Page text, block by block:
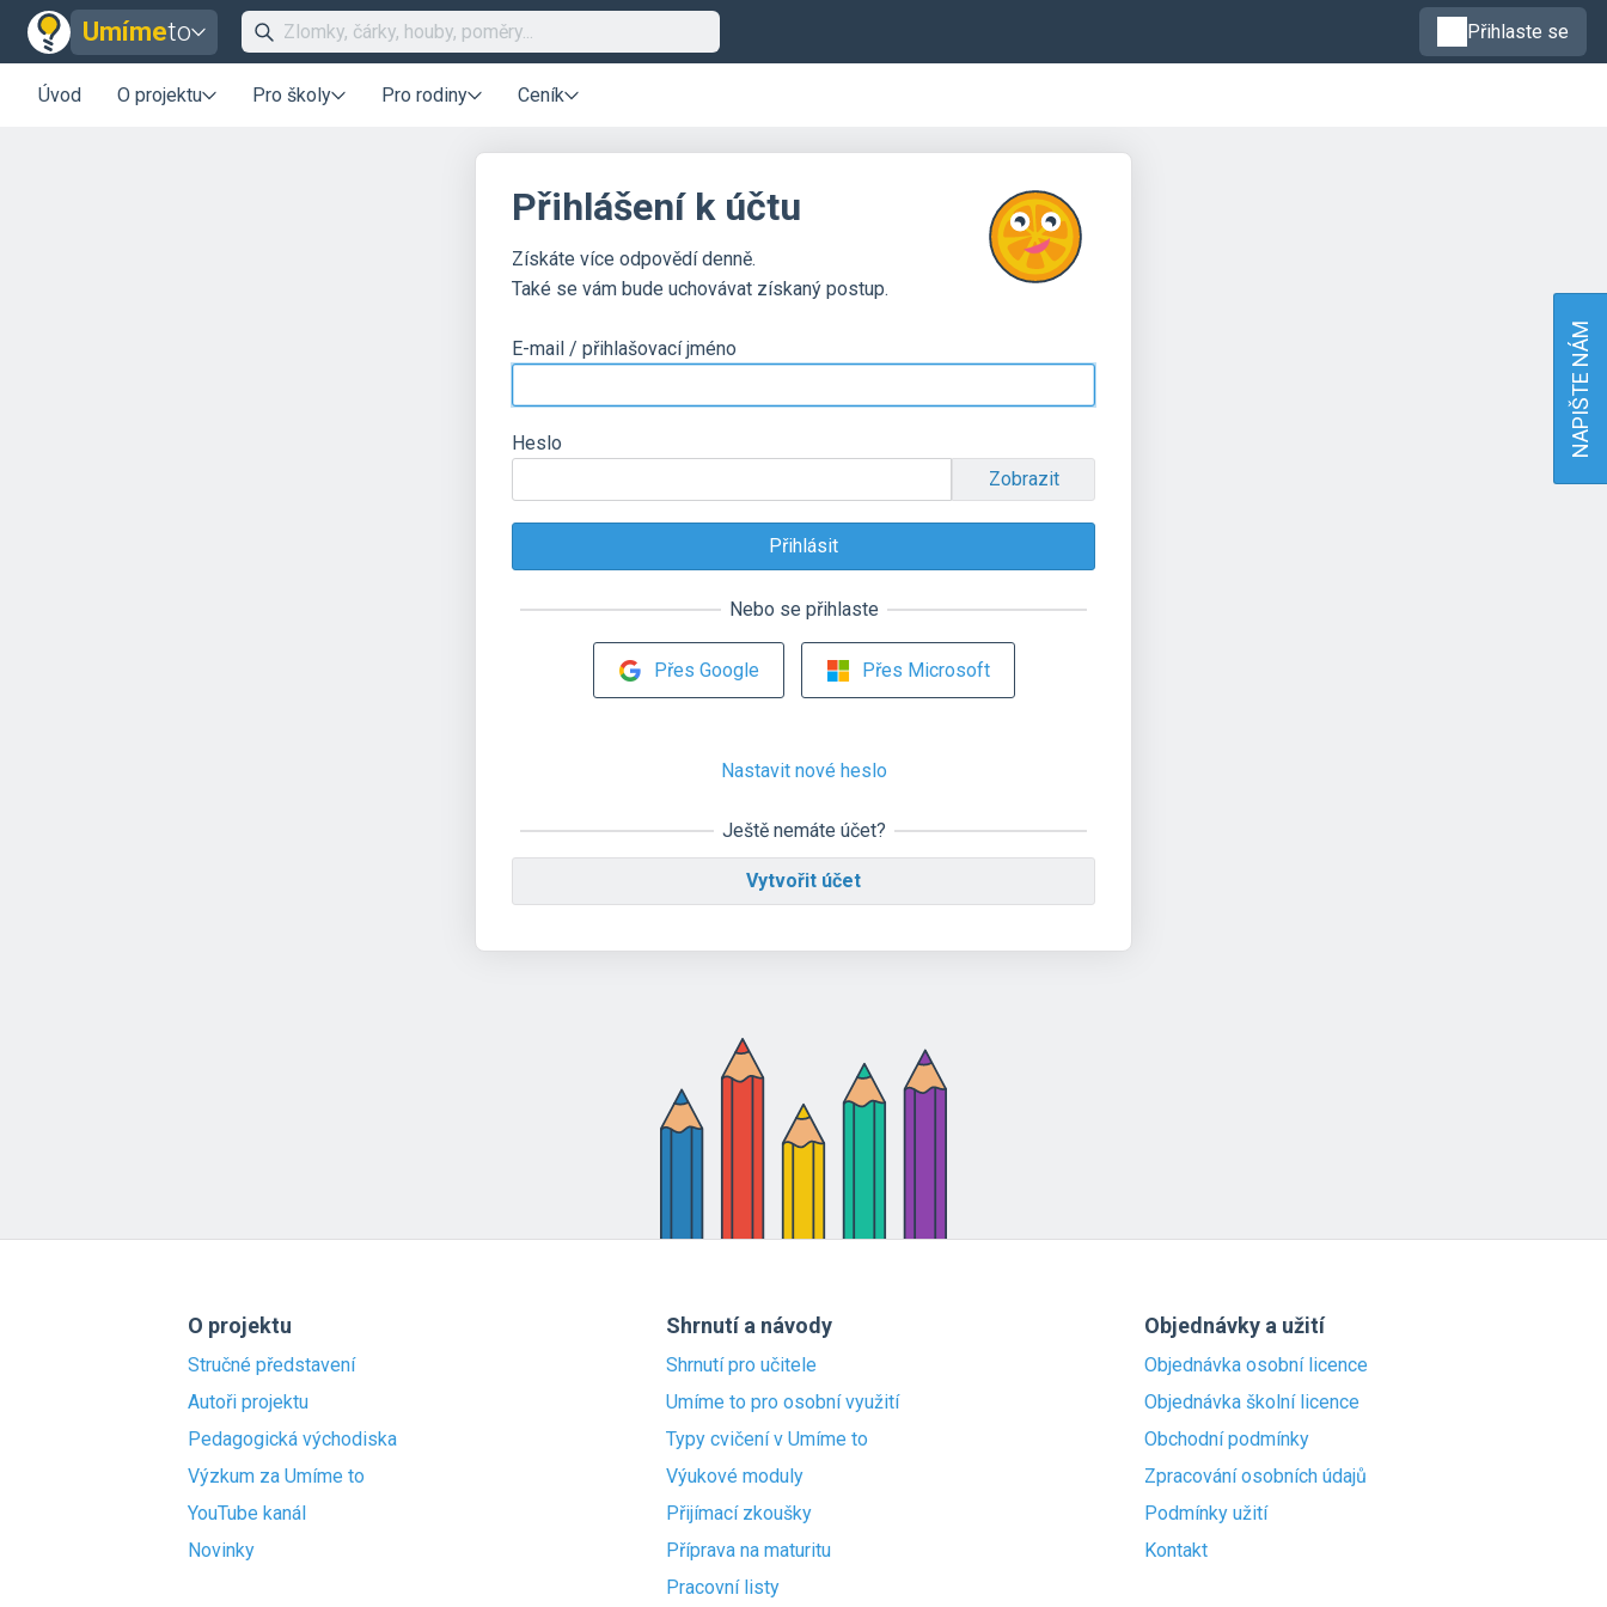
Umímeto Přihlaste se
Úvod O projektu Pro školy Pro rodiny Ceník
Přihlášení k účtu
Získáte více odpovědí denně.
Také se vám bude uchovávat získaný postup.
E-mail / přihlašovací jméno
Heslo
Zobrazit
Nebo se přihlaste
Přes Google Přes Microsoft
Nastavit nové heslo
Ještě nemáte účet?
Vytvořit účet
O projektu
Stručné představení
Autoři projektu
Pedagogická východiska
Výzkum za Umíme to
YouTube kanál
Novinky
Shrnutí a návody
Shrnutí pro učitele
Umíme to pro osobní využití
Typy cvičení v Umíme to
Výukové moduly
Přijímací zkoušky
Příprava na maturitu
Pracovní listy
Objednávky a užití
Objednávka osobní licence
Objednávka školní licence
Obchodní podmínky
Zpracování osobních údajů
Podmínky užití
Kontakt
NAPIŠTE NÁM